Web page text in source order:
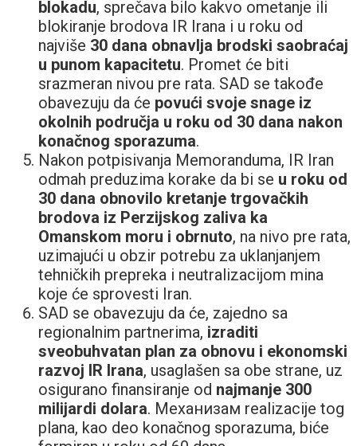
blokadu, sprečava bilo kakvo ometanje ili
blokiranje brodova IR Irana i u roku od
najviše 30 dana obnavlja brodski saobraćaj
u punom kapacitetu. Promet će biti
srazmeran nivou pre rata. SAD se takođe
obavezuju da će povući svoje snage iz
okolnih područja u roku od 30 dana nakon
konačnog sporazuma.
Nakon potpisivanja Memoranduma, IR Iran
odmah preduzima korake da bi se u roku od
30 dana obnovilo kretanje trgovačkih
brodova iz Perzijskog zaliva ka
Omanskom moru i obrnuto, na nivo pre rata,
uzimajući u obzir potrebu za uklanjanjem
tehničkih prepreka i neutralizacijom mina
koje će sprovesti Iran.
SAD se obavezuju da će, zajedno sa
regionalnim partnerima, izraditi
sveobuhvatan plan za obnovu i ekonomski
razvoj IR Irana, usaglašen sa obe strane, uz
osigurano finansiranje od najmanje 300
milijardi dolara. Mеханизам realizacije tog
plana, kao deo konačnog sporazuma, biće